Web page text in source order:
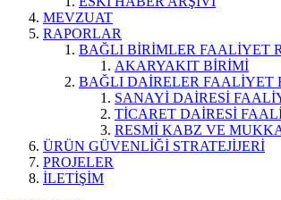
MEVZUAT
RAPORLAR
BAĞLI BİRİMLER FAALİYET
AKARYAKIT BİRİMİ
BAĞLI DAİRELER FAALİYET
SANAYİ DAİRESİ
TİCARET DAİRESİ
RESMİ KABZ VE
ÜRÜN GÜVENLİĞİ STRATEJİJERİ
PROJELER
İLETİŞİM